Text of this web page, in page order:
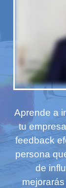
Aprende a
tu
feedback
persona
de